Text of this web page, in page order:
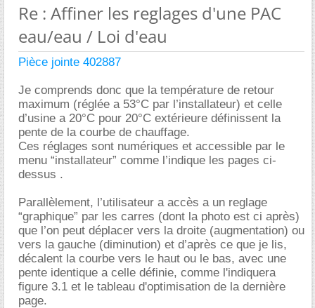
Re : Affiner les reglages d'une PAC
eau/eau / Loi d'eau
Pièce jointe 402887
Je comprends donc que la température de retour
maximum (réglée a 53°C par l’installateur) et celle
d’usine a 20°C pour 20°C extérieure définissent la
pente de la courbe de chauffage.
Ces réglages sont numériques et accessible par le
menu “installateur” comme l’indique les pages ci-
dessus .
Parallèlement, l’utilisateur a accès a un reglage
“graphique” par les carres (dont la photo est ci après)
que l’on peut déplacer vers la droite (augmentation) ou
vers la gauche (diminution) et d’après ce que je lis,
décalent la courbe vers le haut ou le bas, avec une
pente identique a celle définie, comme l'indiquera
figure 3.1 et le tableau d'optimisation de la dernière
page.